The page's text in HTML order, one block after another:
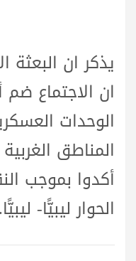
يذكر ان البعثة
ان الاجتماع
الوحدات
المناطق
أكدوا بموجب
الحوار ليبيًّا- ليبيًّا.